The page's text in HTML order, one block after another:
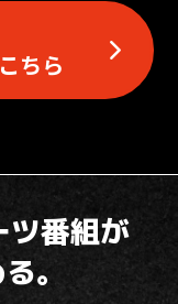
ちら
番組が
。